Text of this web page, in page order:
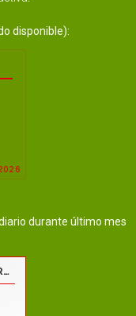
disponible):
diario durante último mes